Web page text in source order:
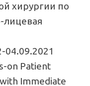
хирургии по
лицевая
04.09.2021
on Patient
Immediate